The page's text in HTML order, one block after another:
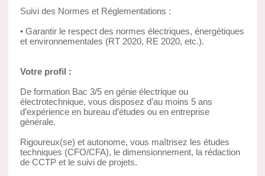
Suivi des Normes et Réglementations :
• Garantir le respect des normes électriques, énergétiques
et environnementales (RT 2020, RE 2020, etc.).
Votre profil :
De formation Bac 3/5 en génie électrique ou
électrotechnique, vous disposez d’au moins 5 ans
d’expérience en bureau d’études ou en entreprise
générale.
Rigoureux(se) et autonome, vous maîtrisez les études
techniques (CFO/CFA), le dimensionnement, la rédaction
de CCTP et le suivi de projets.